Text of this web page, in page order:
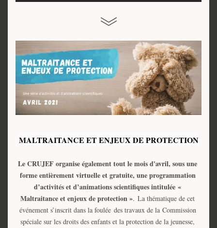
MALTRAITANCE ET ENJEUX DE PROTECTION
Le CRUJEF organise également tout le mois d'avril, sous une
forme entièrement virtuelle et gratuite, une programmation
d’activités et d’animations scientifiques intitulée «
Maltraitance et enjeux de protection ».  La thématique de cet
événement s’inscrit dans la foulée  des travaux de la Commission
spéciale sur les droits des enfants et la protection de la jeunesse,